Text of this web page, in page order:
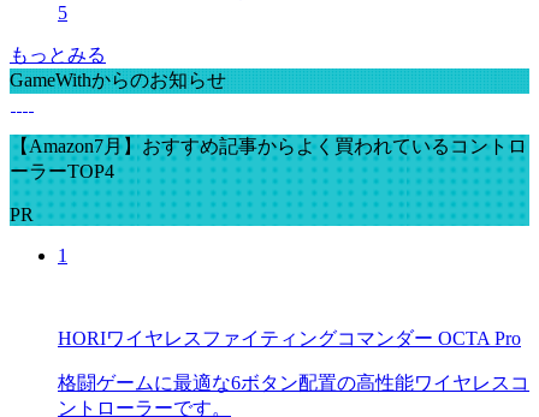
5
もっとみる
GameWithからのお知らせ
【Amazon7月】おすすめ記事からよく買われているコントロ
ーラーTOP4
PR
1
HORIワイヤレスファイティングコマンダー OCTA Pro
格闘ゲームに最適な6ボタン配置の高性能ワイヤレスコ
ントローラーです。